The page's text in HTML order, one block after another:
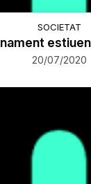
SOCIETAT
20/07/2020